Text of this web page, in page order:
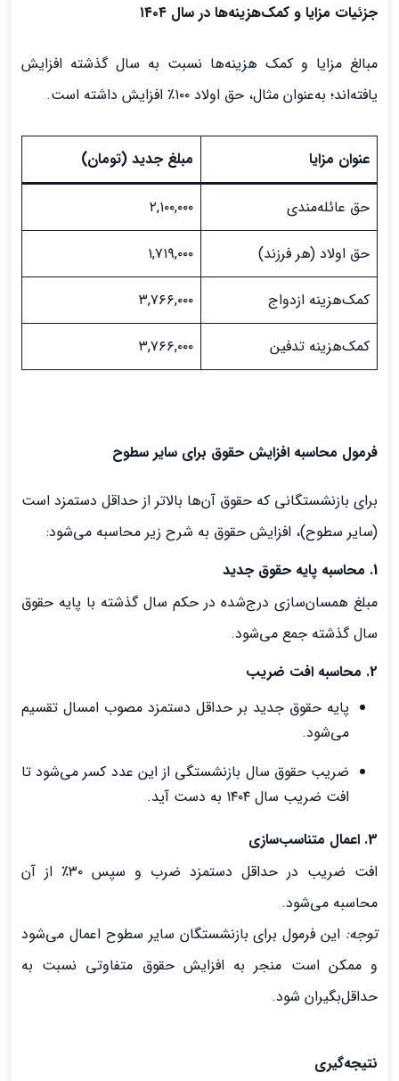
جزئیات مزایا و کمک‌هزینه‌ها در سال ۱۴۰۴
مبالغ مزایا و کمک هزینه‌ها نسبت به سال گذشته افزایش
یافته‌اند؛ به‌عنوان مثال، حق اولاد ۱۰۰٪ افزایش داشته است.
عنوان مزایا مبلغ جدید (تومان)
حق عائله‌مندی ۲,۱۰۰,۰۰۰
حق اولاد (هر فرزند) ۱,۷۱۹,۰۰۰
کمک‌هزینه ازدواج ۳,۷۶۶,۰۰۰
کمک‌هزینه تدفین ۳,۷۶۶,۰۰۰
فرمول محاسبه افزایش حقوق برای سایر سطوح
برای بازنشستگانی که حقوق آن‌ها بالاتر از حداقل دستمزد است
(سایر سطوح)، افزایش حقوق به شرح زیر محاسبه می‌شود:
1. محاسبه پایه حقوق جدید
مبلغ همسان‌سازی درج‌شده در حکم سال گذشته با پایه حقوق
سال گذشته جمع می‌شود.
2. محاسبه افت ضریب
پایه حقوق جدید بر حداقل دستمزد مصوب امسال تقسیم
می‌شود.
ضریب حقوق سال بازنشستگی از این عدد کسر می‌شود تا
افت ضریب سال ۱۴۰۴ به دست آید.
3. اعمال متناسب‌سازی
افت ضریب در حداقل دستمزد ضرب و سپس ۳۰٪ از آن
محاسبه می‌شود.
توجه: این فرمول برای بازنشستگان سایر سطوح اعمال می‌شود
و ممکن است منجر به افزایش حقوق متفاوتی نسبت به
حداقل‌بگیران شود.
نتیجه‌گیری